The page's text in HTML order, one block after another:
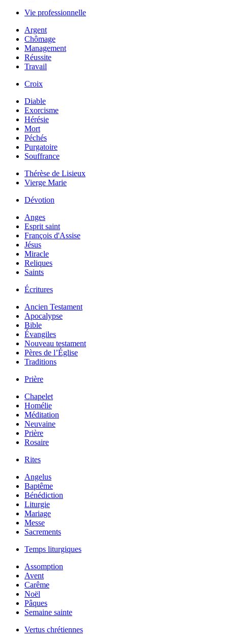
Vie professionnelle
Argent
Chômage
Management
Réussite
Travail
Croix
Diable
Exorcisme
Hérésie
Mort
Péchés
Purgatoire
Souffrance
Thérèse de Lisieux
Vierge Marie
Dévotion
Anges
Esprit saint
François d'Assise
Jésus
Miracle
Reliques
Saints
Écritures
Ancien Testament
Apocalypse
Bible
Évangiles
Nouveau testament
Pères de l’Église
Traditions
Prière
Chapelet
Homélie
Méditation
Neuvaine
Prière
Rosaire
Rites
Angelus
Baptême
Bénédiction
Liturgie
Mariage
Messe
Sacrements
Temps liturgiques
Assomption
Avent
Carême
Noël
Pâques
Semaine sainte
Vertus chrétiennes